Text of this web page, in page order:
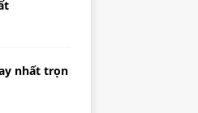
nhất trọn